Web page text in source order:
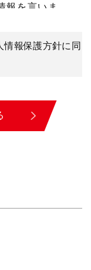
報を言いま
、契約へと
明記の上、
の対応、弊
報保護方針に同